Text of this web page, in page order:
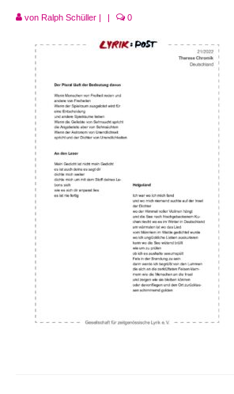
Veranstaltungen
Andenken
Neuerscheinungen von Mitgliedern
Ausschreibungen
Leipziger Lyrikbibliothek
Lyrikschaufenster im Literaturhaus
Mitglied werden
von Ralph Schüller | | 0